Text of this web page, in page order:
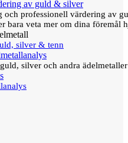
av guld & silver
professionell värdering av
bara veta mer om dina föremål
silver & tenn
silver och andra